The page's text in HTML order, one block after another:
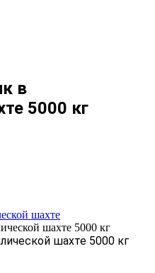
в
5000 кг
шахте
шахте 5000 кг
шахте 5000 кг